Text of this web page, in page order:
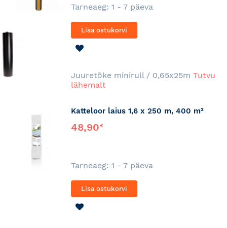
Tarneaeg: 1 - 7 päeva
Lisa ostukorvi
Juuretõke minirull / 0,65x25m Tutvu
lähemalt
Katteloor laius 1,6 x 250 m, 400 m²
48,90€
Tarneaeg: 1 - 7 päeva
Lisa ostukorvi